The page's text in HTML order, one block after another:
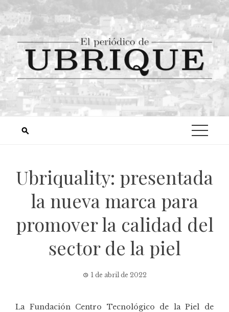
Ubriquality: presentada
la nueva marca para
promover la calidad del
sector de la piel
1 de abril de 2022
La Fundación Centro Tecnológico de la Piel de